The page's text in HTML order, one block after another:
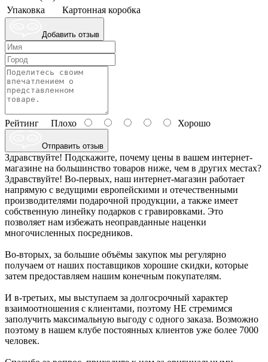
Упаковка
Картонная коробка
Добавить отзыв
Рейтинг Плохо Хорошо
Отправить отзыв
Здравствуйте! Подскажите, почему цены в вашем интернет-
магазине на большинство товаров ниже, чем в других местах?
Здравствуйте! Во-первых, наш интернет-магазин работает
напрямую с ведущими европейскими и отечественными
производителями подарочной продукции, а также имеет
собственную линейку подарков с гравировками. Это
позволяет нам избежать неоправданные наценки
многочисленных посредников.
Во-вторых, за большие объёмы закупок мы регулярно
получаем от наших поставщиков хорошие скидки, которые
затем предоставляем нашим конечным покупателям.
И в-третьих, мы выступаем за долгосрочный характер
взаимоотношения с клиентами, поэтому НЕ стремимся
заполучить максимальную выгоду с одного заказа. Возможно
поэтому в нашем клубе постоянных клиентов уже более 7000
человек.